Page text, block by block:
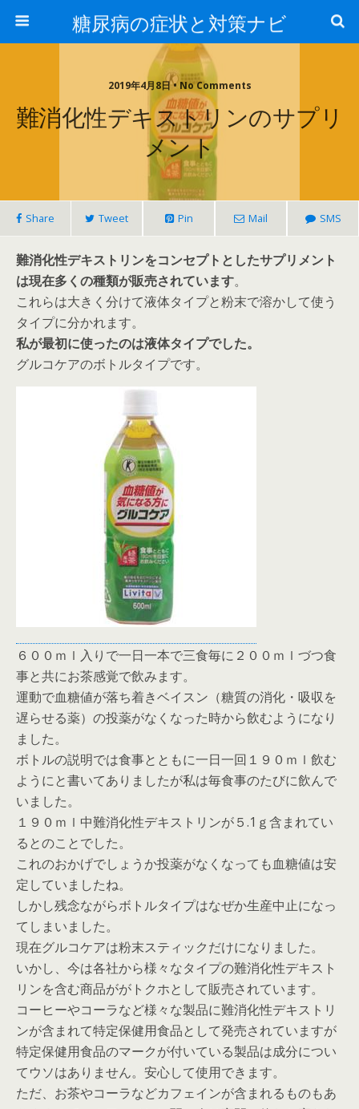
糖尿病の症状と対策ナビ
2019年4月8日 • No Comments
難消化性デキストリンのサプリ
メント
Share Tweet Pin Mail SMS
難消化性デキストリンをコンセプトとしたサプリメント
は現在多くの種類が販売されています。
これらは大きく分けて液体タイプと粉末で溶かして使う
タイプに分かれます。
私が最初に使ったのは液体タイプでした。
グルコケアのボトルタイプです。
６００ｍｌ入りで一日一本で三食毎に２００ｍｌづつ食
事と共にお茶感覚で飲みます。
運動で血糖値が落ち着きベイスン（糖質の消化・吸収を
遅らせる薬）の投薬がなくなった時から飲むようになり
ました。
ボトルの説明では食事とともに一日一回１９０ｍｌ飲む
ようにと書いてありましたが私は毎食事のたびに飲んで
いました。
１９０ｍｌ中難消化性デキストリンが５.1ｇ含まれてい
るとのことでした。
これのおかげでしょうか投薬がなくなっても血糖値は安
定していましたね。
しかし残念ながらボトルタイプはなぜか生産中止になっ
てしまいました。
現在グルコケアは粉末スティックだけになりました。
いかし、今は各社から様々なタイプの難消化性デキスト
リンを含む商品ががトクホとして販売されています。
コーヒーやコーラなど様々な製品に難消化性デキストリ
ンが含まれて特定保健用食品として発売されていますが
特定保健用食品のマークが付いている製品は成分につい
てウソはありません。安心して使用できます。
ただ、お茶やコーラなどカフェインが含まれるものもあ